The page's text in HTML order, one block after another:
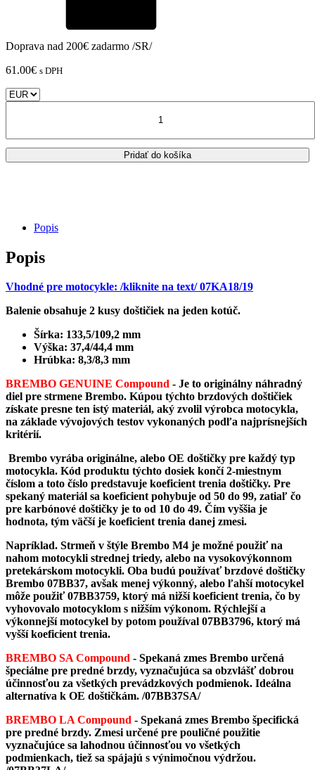
Doprava nad 200€ zadarmo /SR/
61.00€ s DPH
07KA19SA
Pridať do košíka
Popis
Popis
Vhodné pre motocykle: /kliknite na text/ 07KA18/19
Balenie obsahuje 2 kusy doštičiek na jeden kotúč.
Šírka: 133,5/109,2 mm
Výška: 37,4/44,4 mm
Hrúbka: 8,3/8,3 mm
BREMBO GENUINE Compound - Je to originálny náhradný
diel pre strmene Brembo. Kúpou týchto brzdových doštičiek
získate presne ten istý materiál, aký zvolil výrobca motocykla,
na základe vývojových testov vykonaných podľa najprísnejších
kritérií.
Brembo vyrába originálne, alebo OE doštičky pre každý typ
motocykla. Kód produktu týchto dosiek končí 2-miestnym
číslom a toto číslo predstavuje koeficient trenia doštičky. Pre
spekaný materiál sa koeficient pohybuje od 50 do 99, zatiaľ čo
pre karbónové doštičky je to od 10 do 49. Čím vyššia je
hodnota, tým väčší je koeficient trenia danej zmesi.
Napríklad. Strmeň v štýle Brembo M4 je možné použiť na
nahom motocykli strednej triedy, alebo na vysokovýkonnom
pretekárskom motocykli. Oba budú používať brzdové doštičky
Brembo 07BB37, avšak menej výkonný, alebo ľahší motocykel
môže použiť 07BB3759, ktorý má nižší koeficient trenia, čo by
vyhovovalo motocyklom s nižším výkonom. Rýchlejší a
výkonnejší motocykel by potom používal 07BB3796, ktorý má
vyšší koeficient trenia.
BREMBO SA Compound - Spekaná zmes Brembo určená
špeciálne pre predné brzdy, vyznačujúca sa obzvlášť dobrou
účinnosťou za všetkých prevádzkových podmienok. Ideálna
alternatíva k OE doštičkám. /07BB37SA/
BREMBO LA Compound - Spekaná zmes Brembo špecifická
pre predné brzdy. Zmesi určené pre pouličné použitie
vyznačujúce sa lahodnou účinnosťou vo všetkých
podmienkach, tiež sa spájajú s výnimočnou výdržou.